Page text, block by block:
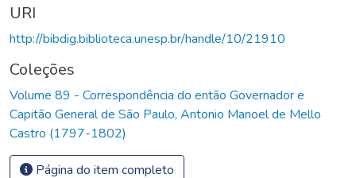
URI
http://bibdig.biblioteca.unesp.br/handle/10/21910
Coleções
Volume 89 - Correspondência do então Governador e
Capitão General de São Paulo, Antonio Manoel de Mello
Castro (1797-1802)
Página do item completo